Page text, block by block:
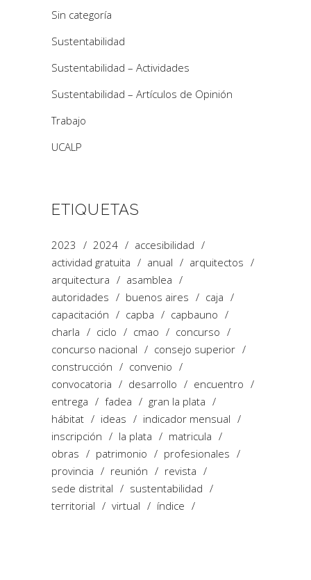
Sin categoría
Sustentabilidad
Sustentabilidad – Actividades
Sustentabilidad – Artículos de Opinión
Trabajo
UCALP
ETIQUETAS
2023 2024
accesibilidad
actividad gratuita
anual
arquitectos
arquitectura
asamblea
autoridades
buenos aires
caja
capacitación
capba
capbauno
charla
ciclo cmao
concurso
concurso nacional
consejo superior
construcción
convenio
convocatoria
desarrollo
encuentro
entrega
fadea
gran la plata
hábitat
ideas
indicador mensual
inscripción
la plata
matricula
obras
patrimonio
profesionales
provincia
reunión
revista
sede distrital
sustentabilidad
territorial
virtual índice